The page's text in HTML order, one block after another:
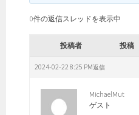
0件の返信スレッドを表示中
投稿者 投稿
2024-02-22 8:25 PM返信
MichaelMut
ゲスト